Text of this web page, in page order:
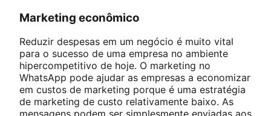
Marketing econômico
Reduzir despesas em um negócio é muito vital
para o sucesso de uma empresa no ambiente
hipercompetitivo de hoje. O marketing no
WhatsApp pode ajudar as empresas a economizar
em custos de marketing porque é uma estratégia
de marketing de custo relativamente baixo. As